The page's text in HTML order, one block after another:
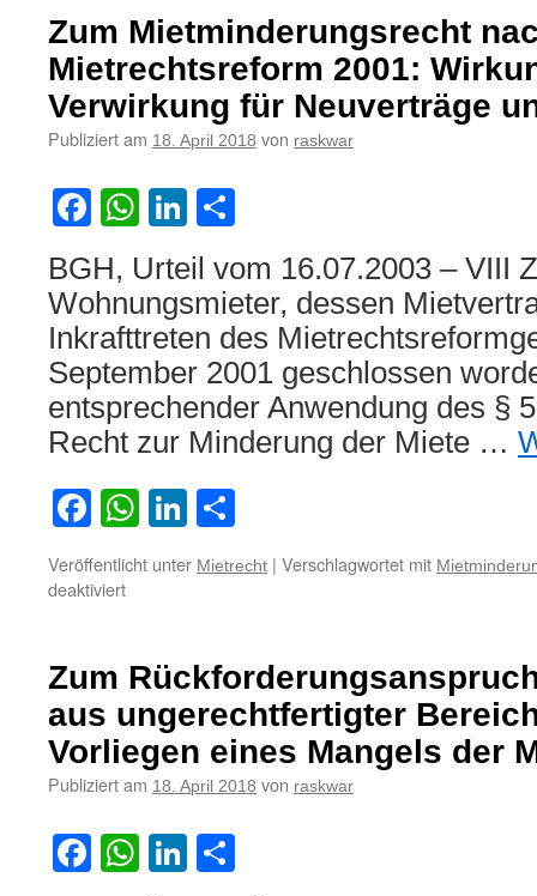
der
Nutzungsentschädigung
wegen
erst
nach
fristloser
Zum Mietminderungsrecht
Mietrechtsreform 2001:
Verwirkung für Neuverträge
Publiziert am 18. April 2018 von raskwar
Facebook
WhatsApp
LinkedIn
BGH, Urteil vom 16.07.2003 – VIII
Wohnungsmieter, dessen
Inkrafttreten des
September 2001 geschlossen
entsprechender Anwendung des §
Recht zur Minderung der Miete …
Facebook
WhatsApp
LinkedIn
Veröffentlicht unter Mietrecht | Verschlagwortet mit
deaktiviertfür
nach
Mietrechtsreform
2001:
Wirkung
und
Verwirkung
und
Altverträge
Zum
aus ungerechtfertigter
Vorliegen eines Mangels der
Publiziert am 18. April 2018 von raskwar
Facebook
WhatsApp
LinkedIn